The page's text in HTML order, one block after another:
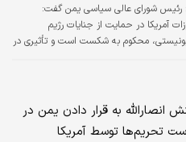
رئیس شورای عالی سیاسی یمن گفت:
آمریکا در حمایت از جنایات رژیم
محکوم به شکست است و تأثیری در
انصارالله به قرار دادن یمن در
تحریم‌ها توسط آمریکا